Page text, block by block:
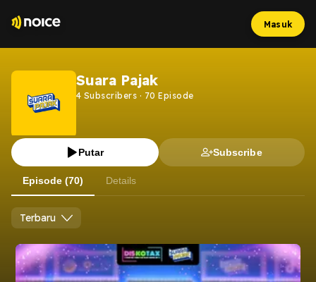
Masuk
Suara Pajak
4 Subscribers · 70 Episode
Putar Subscribe
Episode (70) Details
Terbaru